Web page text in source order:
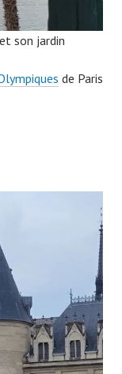
son jardin
de Paris